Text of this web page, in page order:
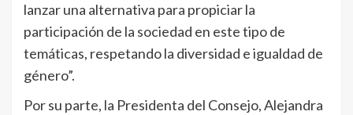
lanzar una alternativa para propiciar la
participación de la sociedad en este tipo de
temáticas, respetando la diversidad e igualdad de
género”.
Por su parte, la Presidenta del Consejo, Alejandra